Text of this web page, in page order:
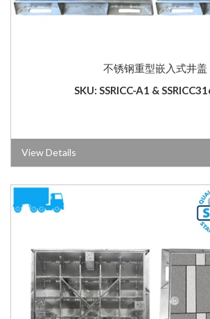
不锈钢重型嵌入式井盖
SKU: SSRICC-A1 &
View Details